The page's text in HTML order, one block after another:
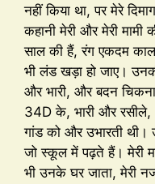
नहीं किया था, पर मेरे
कहानी मेरी और मेरी
साल की हैं, रंग एकदम
भी लंड खड़ा हो जाए।
और भारी, और बदन
34D के, भारी और
गांड को और उभारती
जो स्कूल में पढ़ते हैं। मेरी
भी उनके घर जाता, मेरी